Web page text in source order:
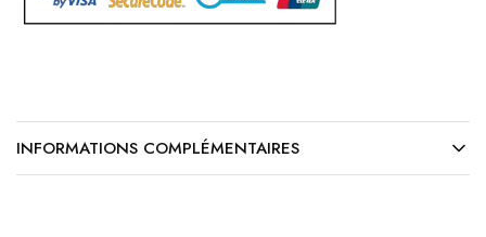
INFORMATIONS COMPLÉMENTAIRES